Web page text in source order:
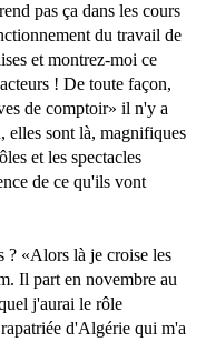
pas ça dans les cours
du travail de
et montrez-moi ce
! De toute façon,
de comptoir» il n'y a
elles sont là, magnifiques
et les spectacles
de ce qu'ils vont
? «Alors là je croise les
Il part en novembre au
j'aurai le rôle
d'Algérie qui m'a